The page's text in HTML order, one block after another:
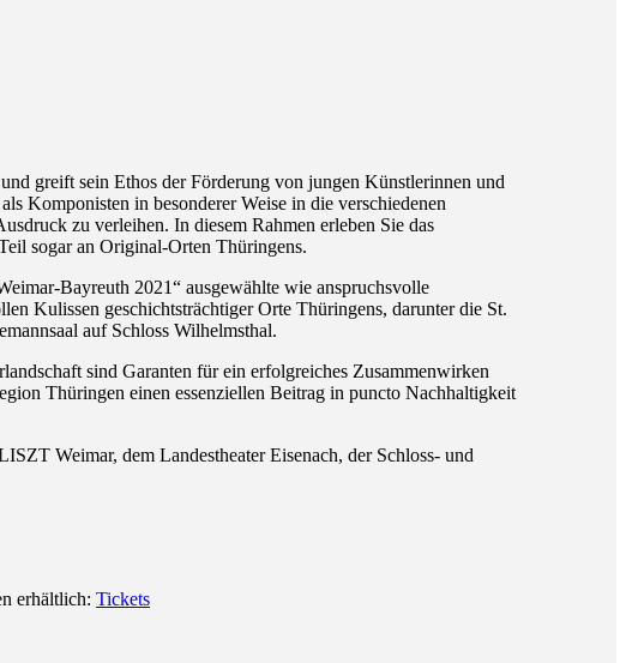
greift sein Ethos der Förderung von jungen Künstlerinnen und
Komponisten in besonderer Weise in die verschiedenen
zu verleihen. In diesem Rahmen erleben Sie das
sogar an Original-Orten Thüringens.
Bayreuth 2021“ ausgewählte wie anspruchsvolle
Kulissen geschichtsträchtiger Orte Thüringens, darunter die St.
auf Schloss Wilhelmsthal.
sind Garanten für ein erfolgreiches Zusammenwirken
Thüringen einen essenziellen Beitrag in puncto Nachhaltigkeit
Weimar, dem Landestheater Eisenach, der Schloss- und
erhältlich:Tickets